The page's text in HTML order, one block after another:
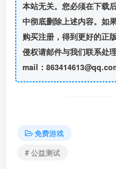
本站无关。您必须在下载
中彻底删除上述内容。如
购买注册，得到更好的正
侵权请邮件与我们联系处
mail：
免费游戏
# 公益测试